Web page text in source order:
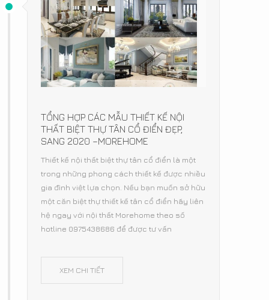
TỔNG HỢP CÁC MẪU THIẾT KẾ NỘI
THẤT BIỆT THỰ TÂN CỔ ĐIỂN ĐẸP,
SANG 2020 –MOREHOME
Thiết kế nội thất biệt thự tân cổ điển là một
trong những phong cách thiết kế được nhiều
gia đình việt lựa chọn. Nếu bạn muốn sở hữu
một căn biệt thự thiết kế tân cổ điển hãy liên
hệ ngay với nội thất Morehome theo số
hotline 0975438686 để được tư vấn
XEM CHI TIẾT